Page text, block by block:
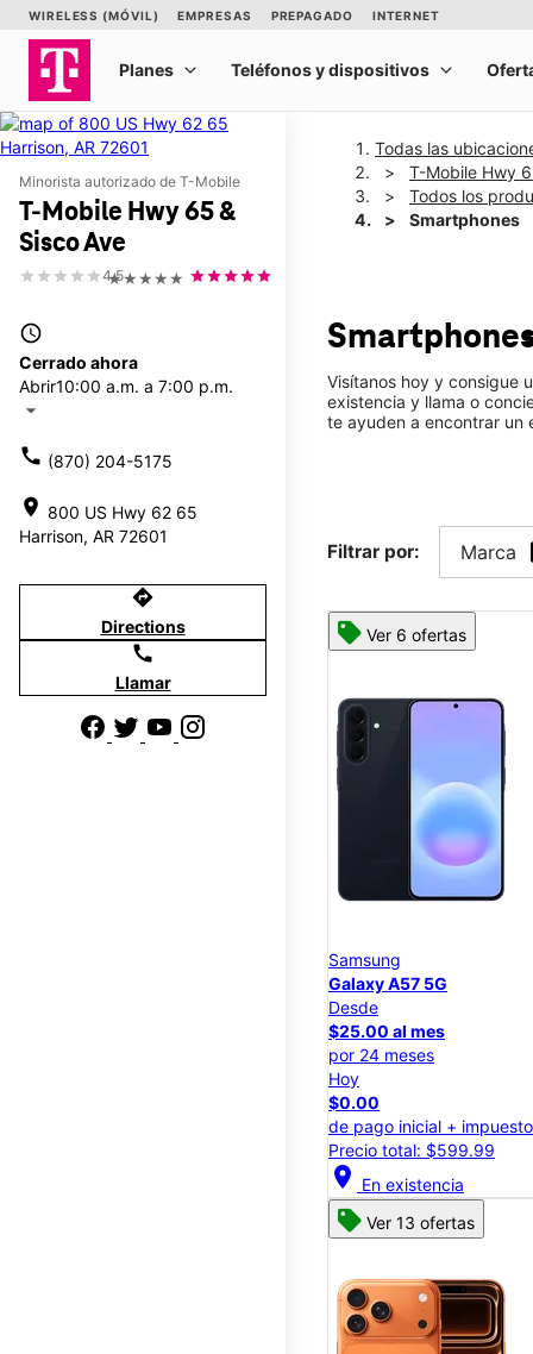
Minorista autorizado de T-Mobile
T-Mobile Hwy 65 &
Sisco Ave
★★★★★
4.5
access_time
Cerrado ahora
Abrir10:00 a.m. a 7:00 p.m.
arrow_drop_down
call (870) 204-5175
location_on 800 US Hwy 62 65
Harrison, AR 72601
directions
Directions
call
Llamar
Todas las
T-Mobile Hwy
Todos los
Smartphones
Visítanos hoy y consigue
existencia y llama o
te ayuden a encontrar un
Filtrar por: Marca
Ver 6 ofertas
Samsung
Galaxy A57 5G
Desde
$25.00 al mes
por 24 meses
Hoy
$0.00
de pago inicial +
Precio total: $599.99
location_on En existencia
Ver 13 ofertas